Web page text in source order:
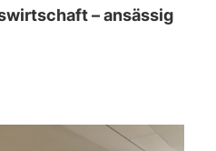
– ansässig